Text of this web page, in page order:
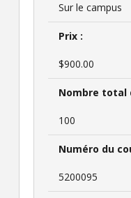
Sur le campus
Prix :
$900.00
Nombre total
100
Numéro du
5200095